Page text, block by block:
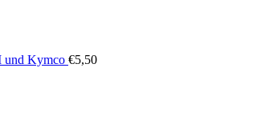
und Kymco €5,50